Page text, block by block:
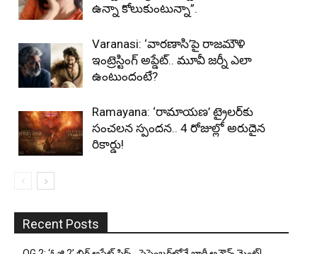
ఉన్నా కోలుకుంటున్నా”.
Varanasi: ‘వారణాసి’పై రాజమౌళి
ఇంట్రెస్టింగ్ అప్డేట్.. మూవీ జర్నీ ఎలా
ఉంటుందంటే?
Ramayana: ‘రామాయణ’ ట్రైలర్‌కు
సంచలన స్పందన.. 4 రోజుల్లో అరుదైన
రికార్డు!
Recent Posts